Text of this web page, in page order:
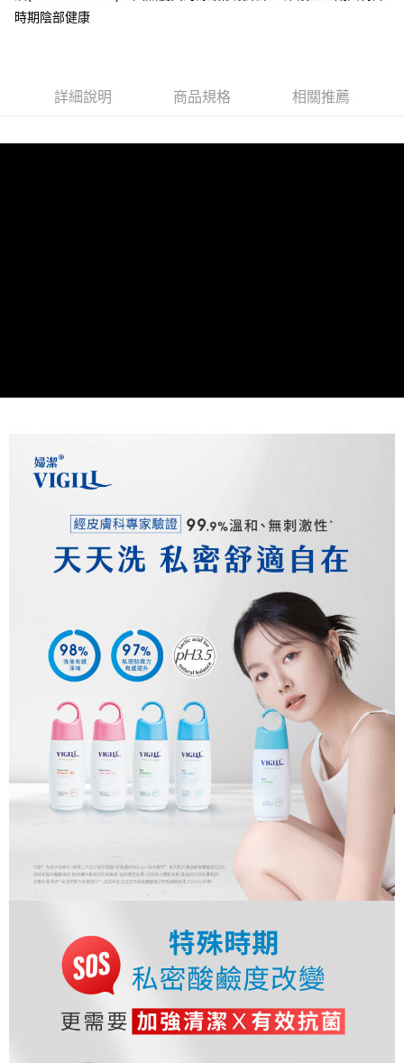
買賣價金債權讓與本公司後，依約使用本公司帳單繳交帳款。
購買商品的店家。未經商家同意取消之訂單仍視為有效，需透過AFTEE先享
後付繳納相關費用。
【注意事項】
每筆NT$85，滿NT$899(含以上)免運費
時期陰部健康
詳細說明 商品規格 相關推薦